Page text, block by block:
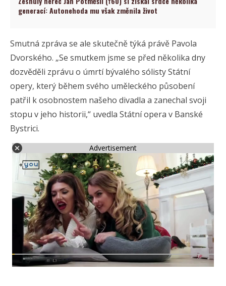
generací: Autonehoda mu však změnila život
Smutná zpráva se ale skutečně týká právě Pavola
Dvorského. „Se smutkem jsme se před několika dny
dozvěděli zprávu o úmrtí bývalého sólisty Státní
opery, který během svého uměleckého působení
patřil k osobnostem našeho divadla a zanechal svoji
stopu v jeho historii,“ uvedla Státní opera v Banské
Bystrici.
Advertisement